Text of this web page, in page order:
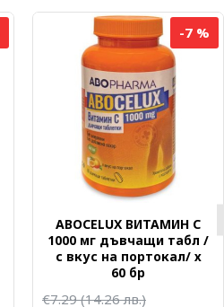
-7 %
ABOCELUX ВИТАМИН C
1000 мг дъвчащи табл /
с вкус на портокал/ х
60 бр
€7.29(14.26 лв.)